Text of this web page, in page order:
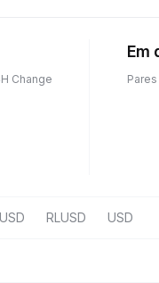
Change
Em
Pares
RLUSD USD